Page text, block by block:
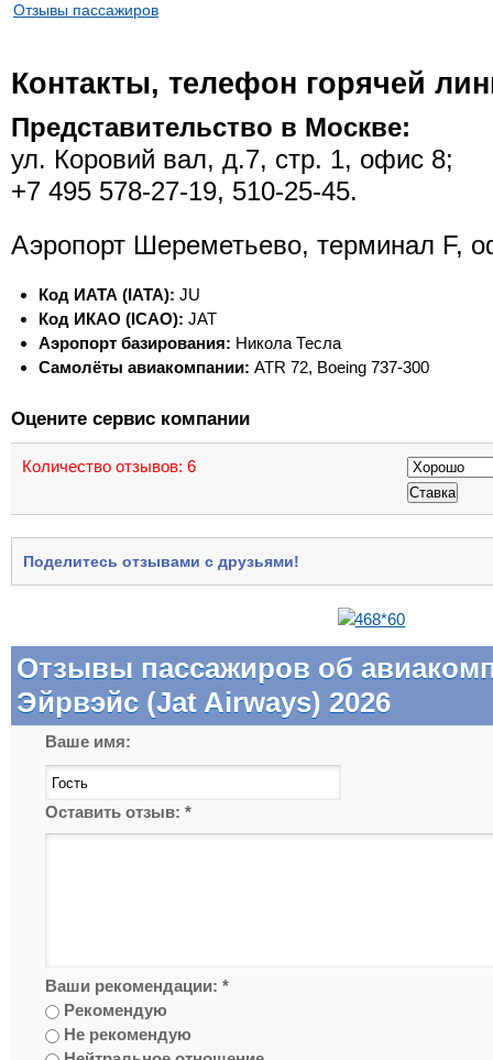
Отзывы пассажиров
Контакты, телефон горячей
Представительство в Москве:
ул. Коровий вал, д.7, стр. 1, офис 8;
+7 495 578-27-19, 510-25-45.
Аэропорт Шереметьево, терминал F,
Код ИАТА (IATA): JU
Код ИКАО (ICAO): JAT
Аэропорт базирования: Никола Тесла
Самолёты авиакомпании: ATR 72, Boeing 737-300
Оцените сервис компании
Количество отзывов: 6
Поделитесь отзывами с друзьями!
Отзывы пассажиров об
Эйрвэйс (Jat Airways) 2026
Ваше имя:
Оставить отзыв: *
Ваши рекомендации: *
Рекомендую
Не рекомендую